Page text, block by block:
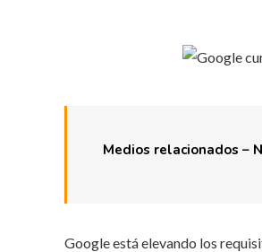
Medios relacionados –
Google está elevando los